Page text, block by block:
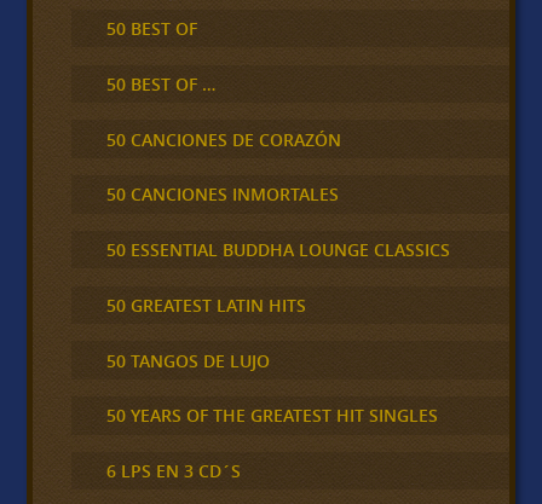
50 BEST OF
50 BEST OF …
50 CANCIONES DE CORAZÓN
50 CANCIONES INMORTALES
50 ESSENTIAL BUDDHA LOUNGE CLASSICS
50 GREATEST LATIN HITS
50 TANGOS DE LUJO
50 YEARS OF THE GREATEST HIT SINGLES
6 LPS EN 3 CD´S